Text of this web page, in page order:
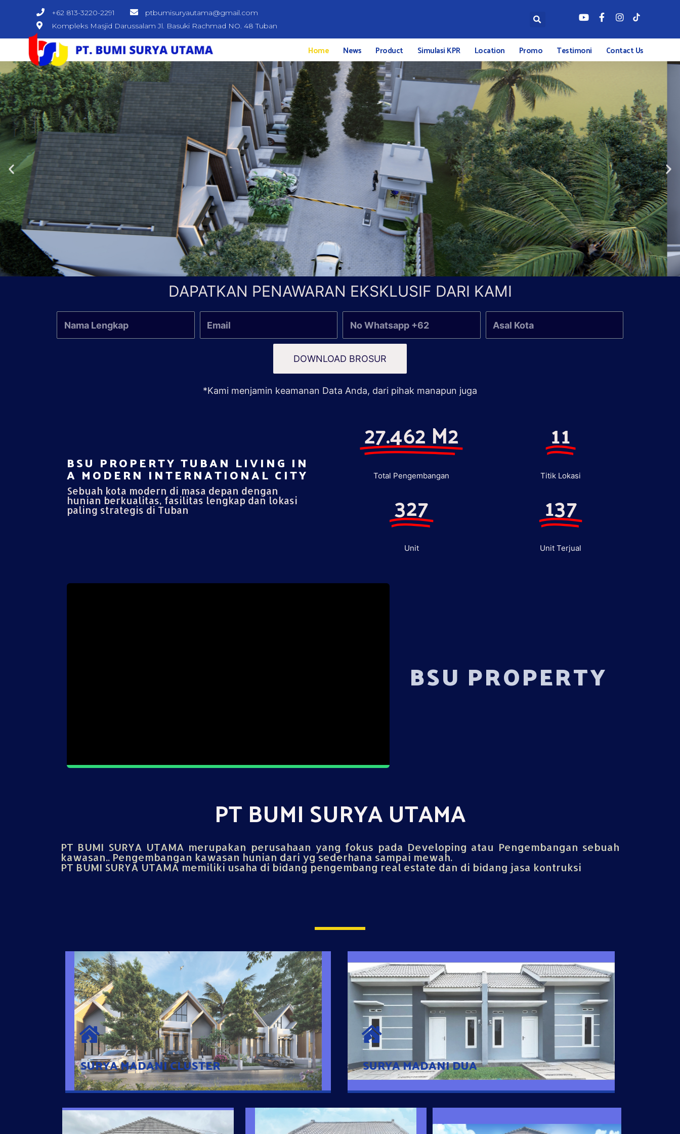
+62 813-3220-2291
ptbumisuryautama@gmail.com
Kompleks Masjid Darussalam Jl. Basuki Rachmad NO. 48 Tuban
Home News Product Simulasi KPR Location Promo Testimoni Contact Us
DAPATKAN PENAWARAN EKSKLUSIF DARI KAMI
DOWNLOAD BROSUR
*Kami menjamin keamanan Data Anda, dari pihak manapun juga
BSU PROPERTY TUBAN LIVING IN
A MODERN INTERNATIONAL CITY​
Sebuah kota modern di masa depan dengan
hunian berkualitas, fasilitas lengkap dan lokasi
paling strategis di Tuban
27.462 M2
Total Pengembangan
327
Unit
11
Titik Lokasi
137
Unit Terjual
BSU PROPERTY
PT BUMI SURYA UTAMA
PT BUMI SURYA UTAMA merupakan perusahaan yang fokus pada Developing atau Pengembangan sebuah
kawasan.. Pengembangan kawasan hunian dari yg sederhana sampai mewah.
PT BUMI SURYA UTAMA memiliki usaha di bidang pengembang real estate dan di bidang jasa kontruksi
SURYA MADANI CLUSTER
SURYA MADANI CLUSTER
Desain Modern Minimalis dengan Konsep Rumah Pintar
Sehingga Memudahkan Penghuni mengakses rumahnya dengan
Ponsel
SURYA MADANI DUA
SURYA MADANI DUA
Satu-satunya Hunian nyaman dengan harga subsidi hanya 100
jutaan dengan lokasi strategis di Tuban